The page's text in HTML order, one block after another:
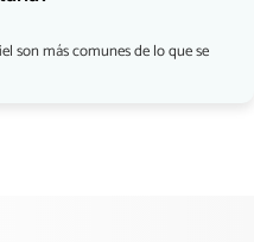
son más comunes de lo que se